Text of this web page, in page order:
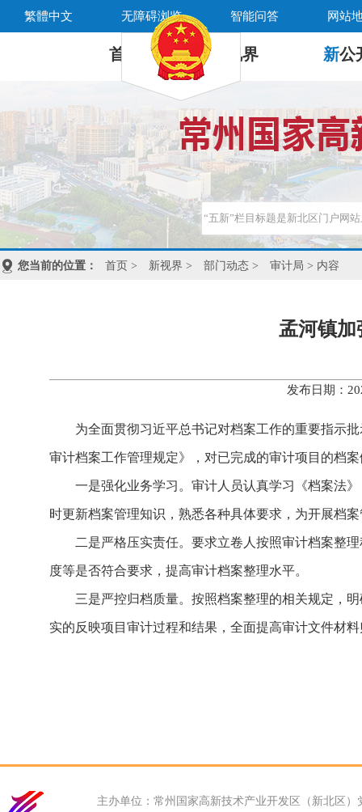
繁體中文 无障碍浏览 智能问答 网站
首 页 新 视界 新公
您当前的位置： 首页 > 新视界 > 部门动态 > 审计局 > 内容
孟河镇加
发布日期：
为全面贯彻习近平总书记对档案工作的重要指示
审计档案工作管理规定》，对已完成的审计项目的档
一是强化业务学习。审计人员认真学习《档案法
时更新档案管理知识，熟悉各种具体要求，为开展档
二是严格压实责任。要求立卷人按照审计档案整
度等是否符合要求，提高审计档案整理水平。
三是严控归档质量。按照档案整理的相关规定，
实的反映项目审计过程和结果，全面提高审计文件材
主办单位：常州国家高新技术产业开发区（新北区）